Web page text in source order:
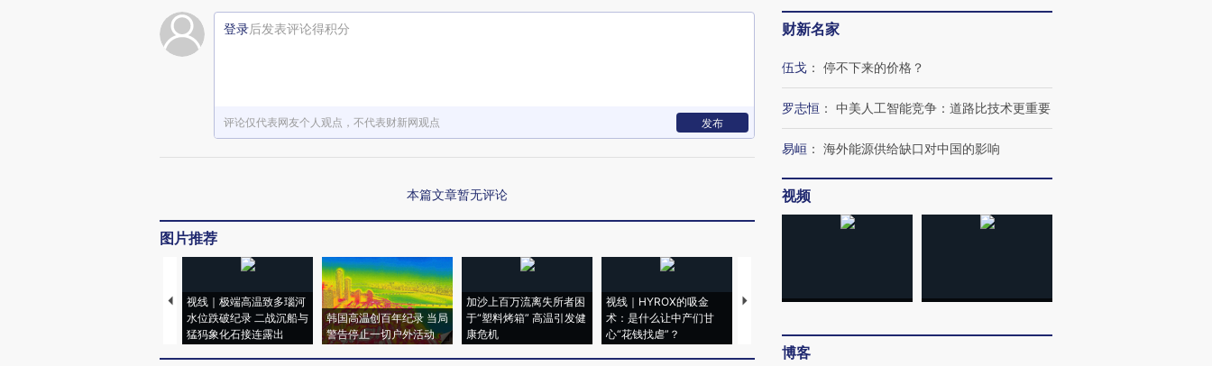
登录后发表评论得积分
评论仅代表网友个人观点，不代表财新网观点 发布
本篇文章暂无评论
图片推荐
视线｜极端高温致多瑙河
水位跌破纪录 二战沉船与
猛犸象化石接连露出
韩国高温创百年纪录 当局
警告停止一切户外活动
加沙上百万流离失所者困
于“塑料烤箱” 高温引发健
康危机
视线｜HYROX的吸金
术：是什么让中产们甘
心“花钱找虐”？
马航飞行员跨国走私7万
视线｜被称为“蟑螂”的印
育部长拱下台
视线｜“入侵”还是“人道危
飞地休达
财新名家
伍戈 ： 停不下来的价格？
罗志恒 ： 中美人工智能竞争：道路比技术更重要
易峘 ： 海外能源供给缺口对中国的影响
视频
博客